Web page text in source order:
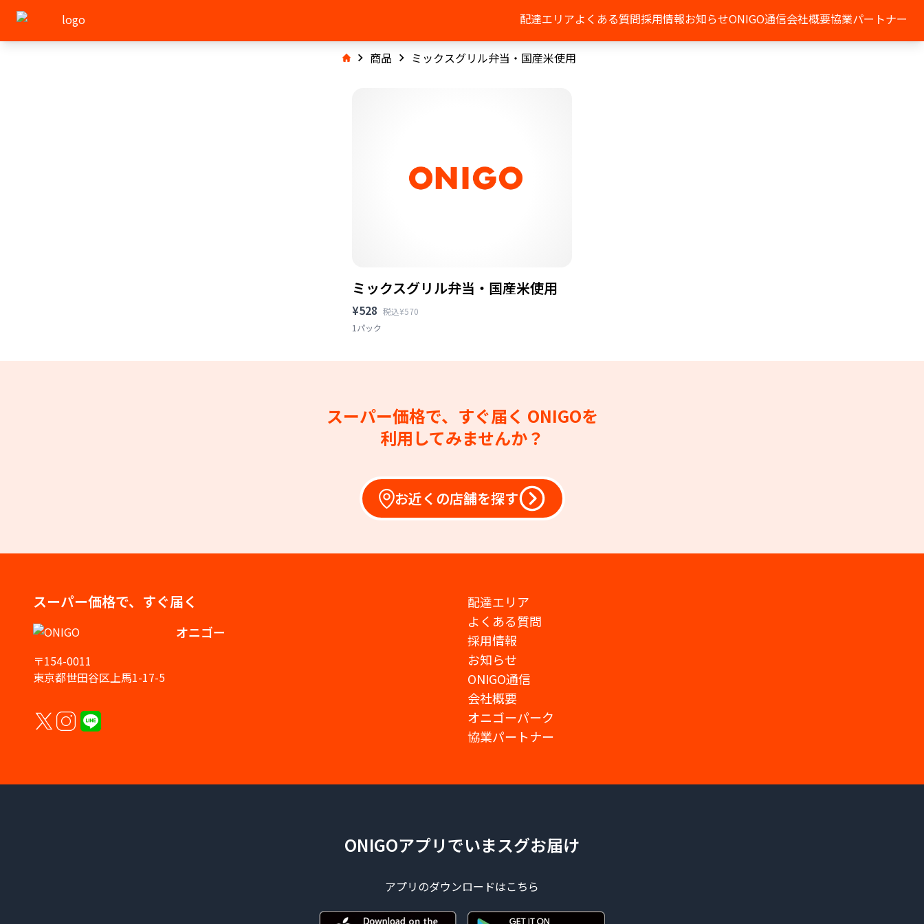
配達エリアよくある質問採用情報お知らせONIGO通信会社概要協業パートナー
商品 ミックスグリル弁当・国産米使用
ミックスグリル弁当・国産米使用
¥528 税込¥570
1パック
スーパー価格で、すぐ届く ONIGOを
利用してみませんか？
お近くの店舗を探す
スーパー価格で、すぐ届く
オニゴー
〒154-0011
東京都世田谷区上馬1-17-5
配達エリア
よくある質問
採用情報
お知らせ
ONIGO通信
会社概要
オニゴーパーク
協業パートナー
ONIGOアプリでいまスグお届け
アプリのダウンロードはこちら